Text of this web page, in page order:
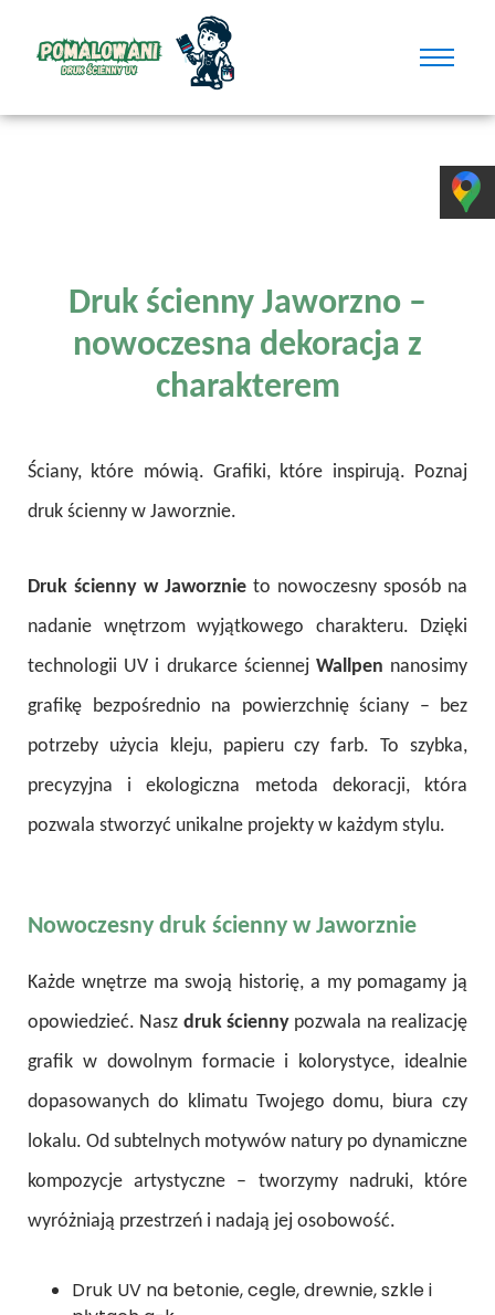
Druk ścienny Jaworzno –
nowoczesna dekoracja z
charakterem
Ściany, które mówią. Grafiki, które inspirują. Poznaj
druk ścienny w Jaworznie.
Druk ścienny w Jaworznie to nowoczesny sposób na
nadanie wnętrzom wyjątkowego charakteru. Dzięki
technologii UV i drukarce ściennej Wallpen nanosimy
grafikę bezpośrednio na powierzchnię ściany – bez
potrzeby użycia kleju, papieru czy farb. To szybka,
precyzyjna i ekologiczna metoda dekoracji, która
pozwala stworzyć unikalne projekty w każdym stylu.
Nowoczesny druk ścienny w Jaworznie
Każde wnętrze ma swoją historię, a my pomagamy ją
opowiedzieć. Nasz druk ścienny pozwala na realizację
grafik w dowolnym formacie i kolorystyce, idealnie
dopasowanych do klimatu Twojego domu, biura czy
lokalu. Od subtelnych motywów natury po dynamiczne
kompozycje artystyczne – tworzymy nadruki, które
wyróżniają przestrzeń i nadają jej osobowość.
Druk UV na betonie, cegle, drewnie, szkle i